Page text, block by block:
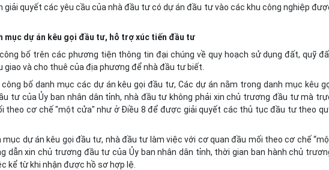
giải quyết các yêu cầu của nhà đầu tư có dự án đầu tư vào các khu công nghiệp
mục dự án kêu gọi đầu tư, hỗ trợ xúc tiến đầu tư
bố trên các phương tiện thông tin đại chúng về quy hoạch sử dụng đất, quỹ
và cho thuê của địa phương để nhà đầu tư biết.
công bố danh mục các dự án kêu gọi đầu tư, Các dự án nằm trong danh mục kêu
tư của Ủy ban nhân dân tỉnh, nhà đầu tư không phải xin chủ trương đầu tư mà
theo cơ chế "một cửa" như ở Điều 8 để được giải quyết các thủ tục đầu tư theo
mục dự án kêu gọi đầu tư, nhà đầu tư làm việc với cơ quan đầu mối theo cơ chế
dẫn xin chủ trương đầu tư của Ủy ban nhân dân tỉnh, thời gian ban hành chủ
kể từ khi nhận được hồ sơ hợp lệ.